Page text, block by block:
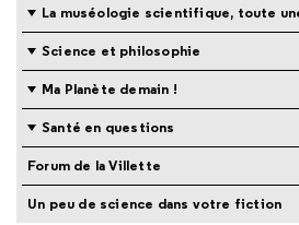
La muséologie scientifique, toute
Science et philosophie
Ma Planète demain !
Santé en questions
Forum de la Villette
Un peu de science dans votre fiction